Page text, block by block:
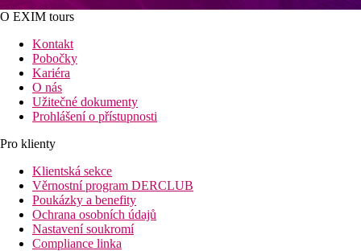
dezerty, na
vzpomínat
ještě dlouho po
návratu.
míst světa.
O EXIM tours
Kontakt
Pobočky
Kariéra
O nás
Užitečné dokumenty
Prohlášení o přístupnosti
Pro klienty
Klientská sekce
Věrnostní program DERCLUB
Poukázky a benefity
Ochrana osobních údajů
Nastavení soukromí
Compliance linka